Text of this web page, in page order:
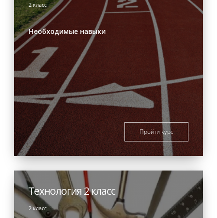
2 класс
Необходимые навыки
Пройти курс
Технология 2 класс
2 класс